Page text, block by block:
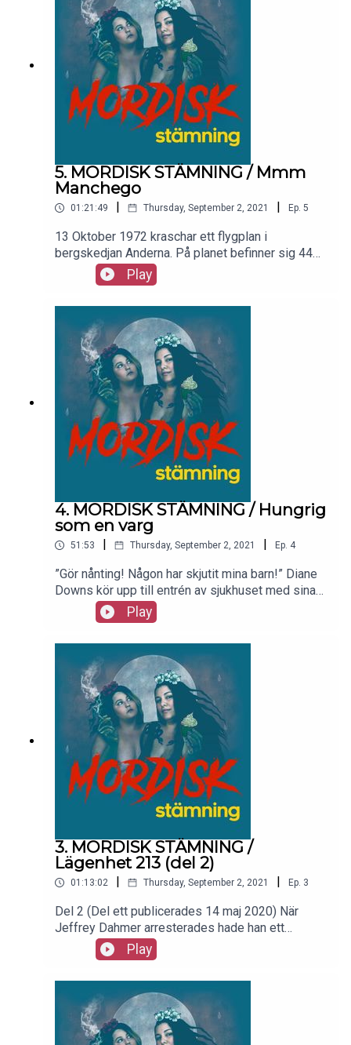
spoila mer än så!
5. MORDISK STÄMNING / Mmm
Manchego
01:21:49 Thursday, September 2, 2021 Ep. 5
13 Oktober 1972 kraschar ett flygplan i
bergskedjan Anderna. På planet befinner sig 44
personer, rugbyspelare från Uruguay, men bara 16
ska klara sig. Och vi vet alla varför just de
överlevde men den här podden ska inte bara
berätta vad som hände som alla andra poddar
gjort, för nu med Natashjas sjuka specialintresse
som hjälp djupdyker vi ner i de detaljer som all
media medvetet utelämnat. Det är nämligen värre
än vad du trott.
Play
4. MORDISK STÄMNING / Hungrig
som en varg
51:53 Thursday, September 2, 2021 Ep. 4
”Gör nånting! Någon har skjutit mina barn!” Diane
Downs kör upp till entrén av sjukhuset med sina
tre svårt skadade barn i baksätet. Så börjar en
berättelse om ett otänkbart brott som skulle visa
sig vara värre än man kunnat föreställa sig.
Play
3. MORDISK STÄMNING /
Lägenhet 213 (del 2)
01:13:02 Thursday, September 2, 2021 Ep. 3
Del 2 (Del ett publicerades 14 maj 2020) När
Jeffrey Dahmer arresterades hade han ett
avhugget huvud i kylskåpet. Polisen upptäcker
snart att den tysta, timida mannen under flera år
levt i en orgie av blod och döda kroppar. Man
hittar fotografier, skallar, kroppsdelar och en stor
tunna med syra. Jeffrey Dahmer är kanske en av
de mest profilerade seriemördarna i vår moderna
Play